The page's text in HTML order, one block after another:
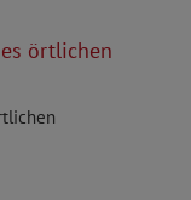
örtlichen